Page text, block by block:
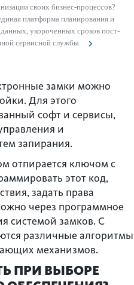
своих бизнес-процессов?
платформа планирования и
укор­оченных сроков пос­т­
серв­исной службы.
замки можно
Для этого
софт и сервисы,
и
запирания.
отпирается ключом с
этот код,
задать права
через программное
системой замков. С
различные алгоритмы
механизмов.
ПРИ ВЫБОРЕ